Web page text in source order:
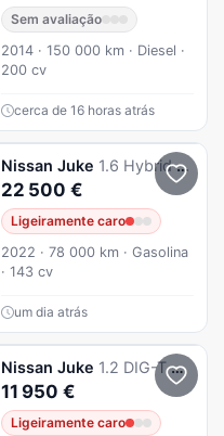
Sem avaliação
2014 · 150 000 km · Diesel ·
200 cv
cerca de 16 horas atrás
Nissan Juke 1.6 Hybrid 105 kW Auto N-CONNECTA
22 500 €
Ligeiramente caro
2022 · 78 000 km · Gasolina
· 143 cv
um dia atrás
Nissan Juke 1.2 DIG-T Acenta
11 950 €
Ligeiramente caro